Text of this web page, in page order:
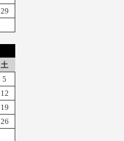
29
土
5
12
19
26